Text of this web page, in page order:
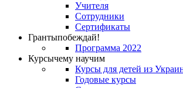
Учителя
Сотрудники
Сертификаты
Грантыпобеждай!
Программа 2022
Курсычему научим
Курсы для детей из
Годовые курсы